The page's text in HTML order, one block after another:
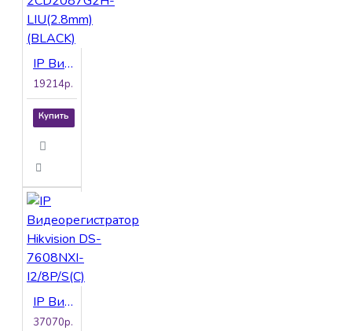
IP Видеокамера Hikvision DS-2CD2087G2H-LIU(2.8mm)(BLACK)
19214р.
Купить
IP Видеорегистратор Hikvision DS-7608NXI-I2/8P/S(C)
37070р.